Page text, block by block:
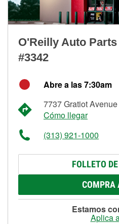
O'Reilly Auto
#3342
Abre a las 7:30am
7737 Gratiot
Cómo llegar
(313) 921-1000
FOLLETO
COMPRA
Estamos
Aplica